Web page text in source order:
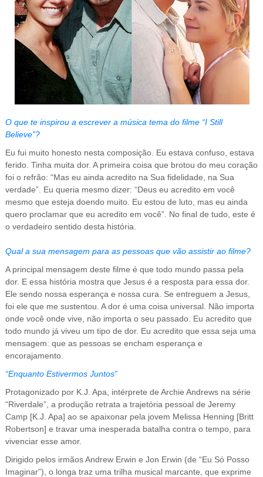
O que te inspirou a escrever a música tema do filme “I Still
Believe”?
Eu fui muito honesto nesta composição. Eu estava confuso, estava
ferido. Tinha muita dor. A primeira coisa que brotou do meu coração
foi o refrão: “Mas eu ainda acredito na Sua fidelidade, na Sua
verdade”. Eu queria mesmo dizer: “Deus eu acredito em você
mesmo que esteja doendo muito. Eu estou de luto, mas eu ainda
quero proclamar que eu acredito em você”. No final de tudo, este é
o verdadeiro sentido desta história.
Qual a sua mensagem para as pessoas que vão assistir ao filme?
A principal mensagem deste filme é que todo mundo passa pela
dor. E essa história mostra que Jesus é a resposta para essa dor.
Ele sendo nossa esperança e nossa cura. Se entreguem a Jesus,
foi ele que me sustentou. A dor é uma coisa universal. Não importa
onde você onde vive, não importa o seu passado. Eu acredito que
todo mundo já viveu um tipo de dor. Eu acredito que essa seja uma
mensagem: que as pessoas se encham esperança e
encorajamento.
“Enquanto Estivermos Juntos”
Protagonizado por K.J. Apa, intérprete de Archie Andrews na série
“Riverdale”, a produção retrata a trajetória pessoal de Jeremy
Camp [K.J. Apa] ao se apaixonar pela jovem Melissa Henning [Britt
Robertson] e travar uma inesperada batalha contra o tempo, para
vivenciar esse amor.
Dirigido pelos irmãos Andrew Erwin e Jon Erwin (de “Eu Só Posso
Imaginar”), o longa traz uma trilha musical marcante, que exprime